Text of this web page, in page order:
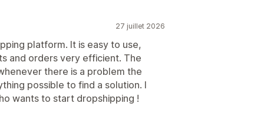
27 juillet 2026
platform. It is easy to use,
and orders very efficient. The
there is a problem the
possible to find a solution. I
wants to start dropshipping !